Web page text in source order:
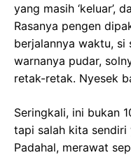
yang masih ‘keluar’,
Rasanya pengen
berjalannya waktu,
warnanya pudar,
retak-retak. Nyesek
Seringkali, ini bukan
tapi salah kita sendiri
Padahal, merawat